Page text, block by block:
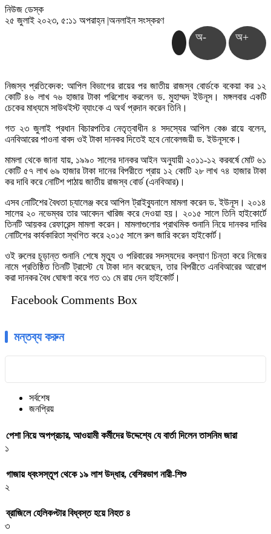
নিউজ ডেস্ক
২৫ জুলাই ২০২৩, ৫:১১ অপরাহ্ন |অনলাইন সংস্করণ
অ- অ+
নিজস্ব প্রতিবেদক: আপিল বিভাগের রায়ের পর জাতীয় রাজস্ব বোর্ডকে বকেয়া কর ১২
কোটি ৪৬ লাখ ৭৬ হাজার টাকা পরিশোধ করলেন ড. মুহাম্মদ ইউনূস। মঙ্গলবার একটি
চেকের মাধ্যমে সাউথইস্ট ব্যাংকে এ অর্থ প্রদান করেন তিনি।
গত ২৩ জুলাই প্রধান বিচারপতির নেতৃত্বাধীন ৪ সদস্যের আপিল বেঞ্চ রায়ে বলেন,
এনবিআরের পাওনা বাবদ ওই টাকা দানকর দিতেই হবে নোবেলজয়ী ড. ইউনূসকে।
মামলা থেকে জানা যায়, ১৯৯০ সালের দানকর আইন অনুযায়ী ২০১১-১২ করবর্ষে মোট ৬১
কোটি ৫৭ লাখ ৬৯ হাজার টাকা দানের বিপরীতে প্রায় ১২ কোটি ২৮ লাখ ৭৪ হাজার টাকা
কর দাবি করে নোটিশ পাঠায় জাতীয় রাজস্ব বোর্ড (এনবিআর)।
এসব নোটিশের বৈধতা চ্যালেঞ্জ করে আপিল ট্রাইব্যুনালে মামলা করেন ড. ইউনূস। ২০১৪
সালের ২০ নভেম্বর তার আবেদন খারিজ করে দেওয়া হয়। ২০১৫ সালে তিনি হাইকোর্টে
তিনটি আয়কর রেফারেন্স মামলা করেন। মামলাগুলোর প্রাথমিক শুনানি নিয়ে দানকর দাবির
নোটিশের কার্যকারিতা স্থগিত করে ২০১৫ সালে রুল জারি করেন হাইকোর্ট।
ওই রুলের চূড়ান্ত শুনানি শেষে মৃত্যু ও পরিবারের সদস্যদের কল্যাণ চিন্তা করে নিজের
নামে প্রতিষ্ঠিত তিনটি ট্রাস্টে যে টাকা দান করেছেন, তার বিপরীতে এনবিআরের আরোপ
করা দানকর বৈধ ঘোষণা করে গত ৩১ মে রায় দেন হাইকোর্ট।
Facebook Comments Box
মন্তব্য করুন
সর্বশেষ
জনপ্রিয়
পেশা নিয়ে অপপ্রচার, আওয়ামী কর্মীদের উদ্দেশ্যে যে বার্তা দিলেন তাসনিম জারা
১
গাজায় ধ্বংসস্তূপ থেকে ১৯ লাশ উদ্ধার, বেশিরভাগ নারী-শিশু
২
ব্রাজিলে হেলিকপ্টার বিধ্বস্ত হয়ে নিহত ৪
৩